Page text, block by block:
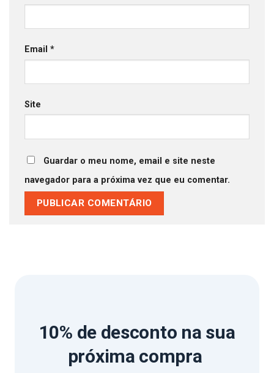
Email *
Site
Guardar o meu nome, email e site neste
navegador para a próxima vez que eu comentar.
10% de desconto na sua
próxima compra